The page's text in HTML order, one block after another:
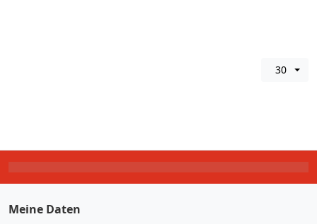
30
Meine Daten